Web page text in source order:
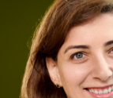
Économie politique
Élites économiques
Sociologie économique
Extractivisme
Classes sociales
Mouvements sociaux
Théories de l’État